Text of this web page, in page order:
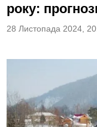
року:
28 Листопада 2024,